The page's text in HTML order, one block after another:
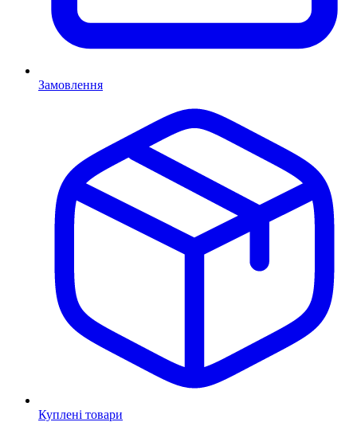
Замовлення
Куплені товари